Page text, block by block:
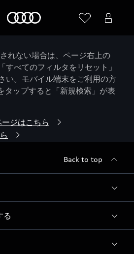
れない場合は、ページ右上の
すべてのフィルタをリセット」
い。モバイル端末をご利用の方
タップすると「新規検索」が表
ジはこちら
Back to top
る